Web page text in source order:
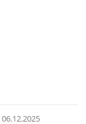
06.12.2025